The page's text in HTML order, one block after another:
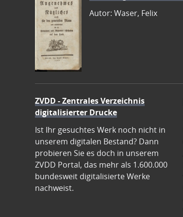
Autor: Waser, Felix
ZVDD - Zentrales Verzeichnis
digitalisierter Drucke
Ist Ihr gesuchtes Werk noch nicht in
unserem digitalen Bestand? Dann
probieren Sie es doch in unserem
ZVDD Portal, das mehr als 1.600.000
bundesweit digitalisierte Werke
nachweist.